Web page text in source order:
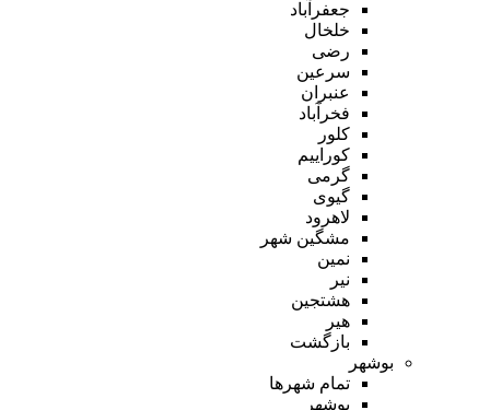
جعفرآباد
خلخال
رضی
سرعین
عنبران
فخرآباد
کلور
کوراییم
گرمی
گیوی
لاهرود
مشگین شهر
نمین
نیر
هشتجین
هیر
بازگشت
بوشهر
تمام شهر‌ها
بوشهر